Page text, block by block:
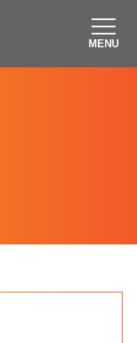
MENU